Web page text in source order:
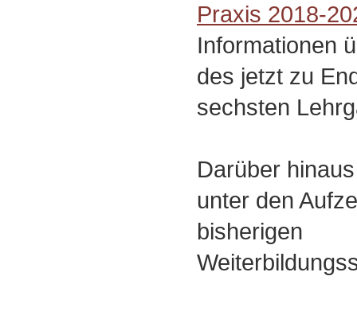
Praxis 2018-
Informationen
des jetzt zu
sechsten
Darüber
unter den
bisherigen